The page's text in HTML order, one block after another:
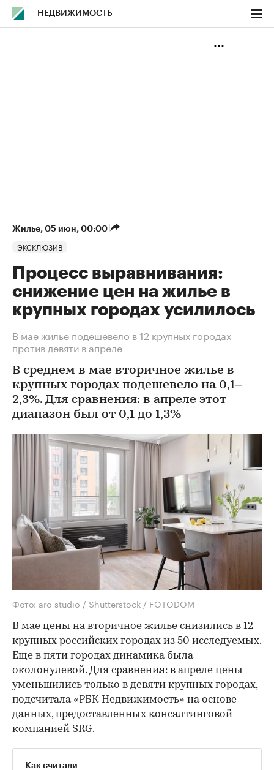
НЕДВИЖИМОСТЬ
Жилье⁠, 05 июн, 00:00
ЭКСКЛЮЗИВ
Процесс выравнивания:
снижение цен на жилье в
крупных городах усилилось
В мае жилье подешевело в 12 крупных городах
против девяти в апреле
В среднем в мае вторичное жилье в
крупных городах подешевело на 0,1–
2,3%. Для сравнения: в апреле этот
диапазон был от 0,1 до 1,3%
Фото: aro studio / Shutterstock / FOTODOM
В мае цены на вторичное жилье снизились в 12
крупных российских городах из 50 исследуемых.
Еще в пяти городах динамика была
околонулевой. Для сравнения: в апреле цены
уменьшились только в девяти крупных городах,
подсчитала «РБК Недвижимость» на основе
данных, предоставленных консалтинговой
компанией SRG.
Как считали